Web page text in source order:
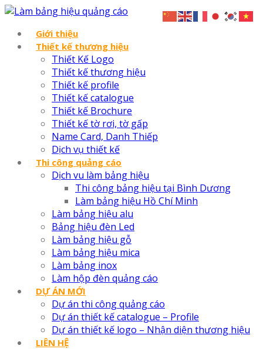
Giới thiệu
Thiết kế thương hiệu
Thiết Kế Logo
Thiết kế thương hiệu
Thiết kế profile
Thiết kế catalogue
Thiết kế Brochure
Thiết kế tờ rơi, tờ gấp
Name Card, Danh Thiếp
Dịch vụ thiết kế
Thi công quảng cáo
Dịch vu làm bảng hiệu
Thi công bảng hiệu tại Bình Dương
Làm bảng hiệu Hồ Chí Minh
Làm bảng hiệu alu
Bảng hiệu đèn Led
Làm bảng hiệu gỗ
Làm bảng hiệu mica
Làm bảng inox
Làm hộp đèn quảng cáo
DỰ ÁN MỚI
Dự án thi công quảng cáo
Dự án thiết kế catalogue – Profile
Dự án thiết kế logo – Nhận diện thương hiệu
LIÊN HỆ